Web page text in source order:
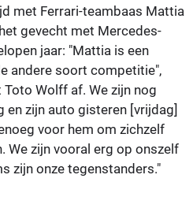
met Ferrari-teambaas Mattia
gevecht met Mercedes-
jaar: "Mattia is een
andere soort competitie",
Wolff af. We zijn nog
en zijn auto gisteren [vrijdag]
voor hem om zichzelf
We zijn vooral erg op onszelf
zijn onze tegenstanders."